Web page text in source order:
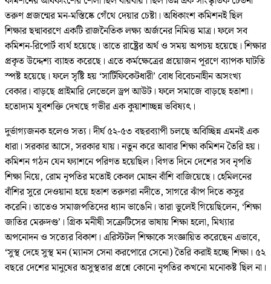
তরুণ প্রজন্মের মন-মস্তিষ্কে গেঁথে দেয়ার চেষ্টা। অধিকাংশ কমিশনই ছিল
শিক্ষার ছদ্মাবরণে একটি রাজনৈতিক লক্ষ্য অর্জনের নিমিত্ত মাত্র। ফলে সব
কমিশন-রিপোর্ট ব্যর্থ হয়েছে। তাতে রাষ্ট্রের অর্থ ও সময় অপচয় হয়েছে। শিক্ষার
প্রকৃত উদ্দেশ্য ব্যাহত করেছে। এতে কর্মক্ষেত্রের প্রয়োজন পূরণে ব্যাপক ঘাটতি
স্পষ্ট হয়েছে। ফলে সৃষ্টি হয় ‘সার্টিফিকেটধারী’ বোধ বিবেচনাহীন অসংখ্য
বেকার। বাড়ছে প্রাইমারি লেভেলে ড্রপ আউট। ফলে সমাজে বাড়ছে হতাশা।
হতোদ্যম যুবশক্তি দেখছে গভীর এক কুয়াশাচ্ছন্ন ভবিষ্যৎ।
দুর্ভাগ্যজনক হলেও সত্য। দীর্ঘ ৫২-৫৩ বছরব্যাপী চলছে অবিচ্ছিন্ন এমনই এক
ধারা। সরকার আসে, সরকার যায়। নতুন করে আবার শিক্ষা কমিশন তৈরি হয়।
কমিশন গঠন যেন ফ্যাশনে পরিণত হয়েছিল। বিগত দিনে দেশের সব নৃপতি
শিক্ষা নিয়ে, রোম নৃপতির মতোই কেবল মোহন বাঁশি বাজিয়েছে। হেমিলনের
বাঁশির সুরে দেওয়ানা হয়ে হতাশ তরুণরা নদীতে, সাগরে ঝাঁপ দিতে কসুর
করেনি। তাতেও সমাজপতিদের ধ্যান ভাঙেনি। তারা ভুলেই গিয়েছিলেন, ‘শিক্ষা
জাতির মেরুদণ্ড’। গ্রিক মনীষী সক্রেটিসের ভাষায় শিক্ষা হলো, মিথ্যার
অপনোদন ও সত্যের বিকাশ। এরিস্টটল শিক্ষাকে সংজ্ঞায়িত করেছেন এভাবে,
‘সুস্থ দেহে সুস্থ মন (ম্যানস সেনা করপোরে সেনো) তৈরি করাই হচ্ছে শিক্ষা। ৫২
বছরে দেশের মানুষের অসুস্থতার প্রশ্নে কোনো নৃপতির কখনো মনোকষ্ট ছিল না।